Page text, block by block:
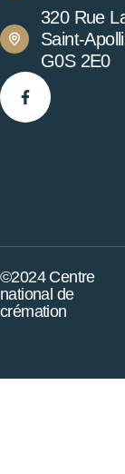
320 Rue
Saint-
G0S 2E0
©2024 Centre
national de
crémation